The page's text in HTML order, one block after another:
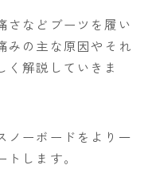
さなどブーツを履い
みの主な原因やそれ
く解説していきま
ノーボードをより一
します。